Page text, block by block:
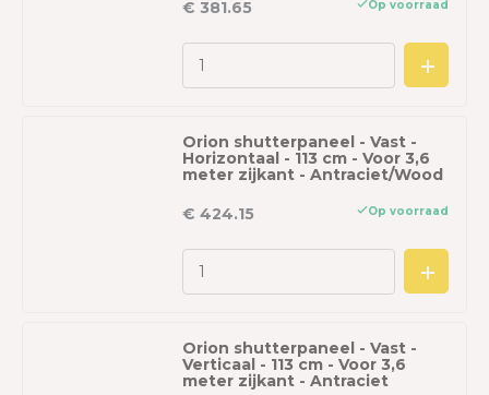
€ 381.65
Op voorraad
Orion shutterpaneel - Vast -
Horizontaal - 113 cm - Voor 3,6
meter zijkant - Antraciet/Wood
€ 424.15
Op voorraad
Orion shutterpaneel - Vast -
Verticaal - 113 cm - Voor 3,6
meter zijkant - Antraciet